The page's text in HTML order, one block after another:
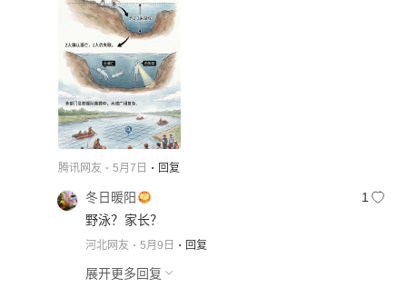
腾讯网友 5月7日 回复
冬日暖阳
1
野泳？家长？
河北网友 5月9日 回复
展开更多回复